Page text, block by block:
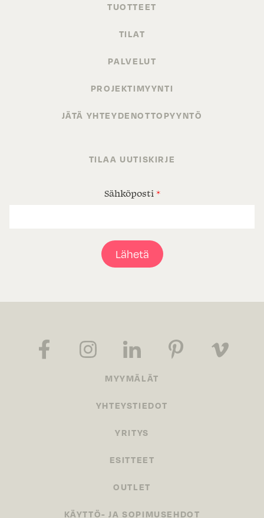
TUOTTEET
TILAT
PALVELUT
PROJEKTIMYYNTI
JÄTÄ YHTEYDENOTTOPYYNTÖ
TILAA UUTISKIRJE
Sähköposti *
Lähetä
MYYMÄLÄT
YHTEYSTIEDOT
YRITYS
ESITTEET
OUTLET
KÄYTTÖ- JA SOPIMUSEHDOT